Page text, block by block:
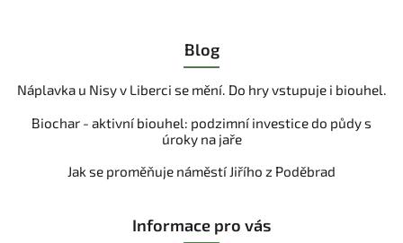
Blog
Náplavka u Nisy v Liberci se mění. Do hry vstupuje i biouhel.
Biochar - aktivní biouhel: podzimní investice do půdy s
úroky na jaře
Jak se proměňuje náměstí Jiřího z Poděbrad
Informace pro vás